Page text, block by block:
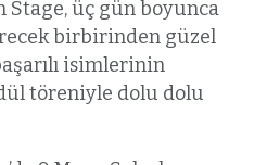
Stage, üç gün boyunca
birbirinden güzel
isimlerinin
töreniyle dolu dolu